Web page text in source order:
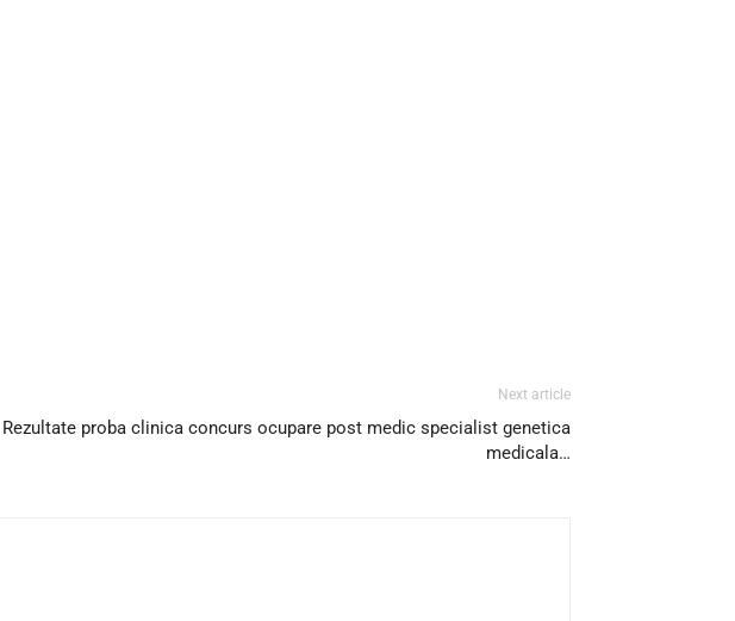
Next article
Rezultate proba clinica concurs ocupare post medic specialist genetica
medicala…